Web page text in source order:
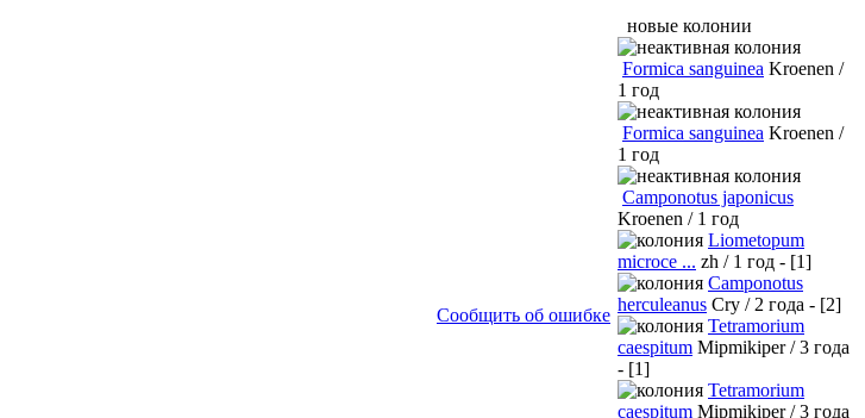
Сообщить об ошибке
новые колонии
Formica sanguinea Kroenen /
1 год
Formica sanguinea Kroenen /
1 год
Camponotus japonicus
Kroenen / 1 год
Liometopum
microce ... zh / 1 год - [1]
Camponotus
herculeanus Cry / 2 года - [2]
Tetramorium
caespitum Mipmikiper / 3 года
- [1]
Tetramorium
caespitum Mipmikiper / 3 года